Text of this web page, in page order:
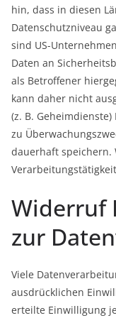
hin, dass in diesen
Datenschutzniveau
sind US-
Daten an
als Betroffener
kann daher nicht
(z. B.
zu
dauerhaft speichern.
Widerruf
zur
Viele
ausdrücklichen
erteilte Einwilligung